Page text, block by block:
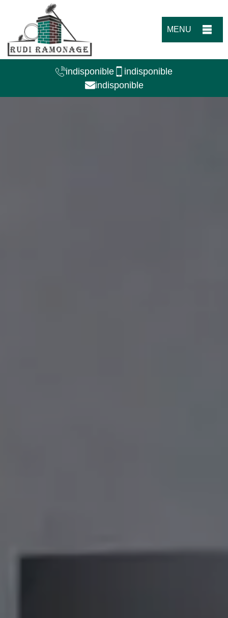
MENU
indisponible
indisponible
indisponible